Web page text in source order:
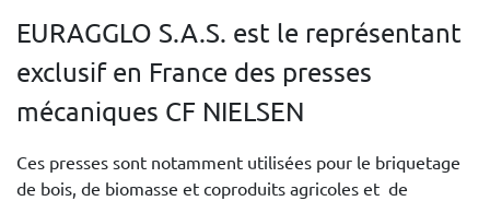
EURAGGLO S.A.S. est le représentant
exclusif en France des presses
mécaniques CF NIELSEN
Ces presses sont notamment utilisées pour le briquetage
de bois, de biomasse et coproduits agricoles et de